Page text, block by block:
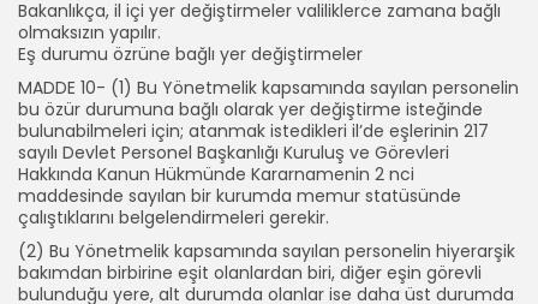
Bakanlıkça, il içi yer değiştirmeler valiliklerce zamana bağlı
olmaksızın yapılır.
Eş durumu özrüne bağlı yer değiştirmeler
MADDE 10- (1) Bu Yönetmelik kapsamında sayılan personelin
bu özür durumuna bağlı olarak yer değiştirme isteğinde
bulunabilmeleri için; atanmak istedikleri il’de eşlerinin 217
sayılı Devlet Personel Başkanlığı Kuruluş ve Görevleri
Hakkında Kanun Hükmünde Kararnamenin 2 nci
maddesinde sayılan bir kurumda memur statüsünde
çalıştıklarını belgelendirmeleri gerekir.
(2) Bu Yönetmelik kapsamında sayılan personelin hiyerarşik
bakımdan birbirine eşit olanlardan biri, diğer eşin görevli
bulunduğu yere, alt durumda olanlar ise daha üst durumda